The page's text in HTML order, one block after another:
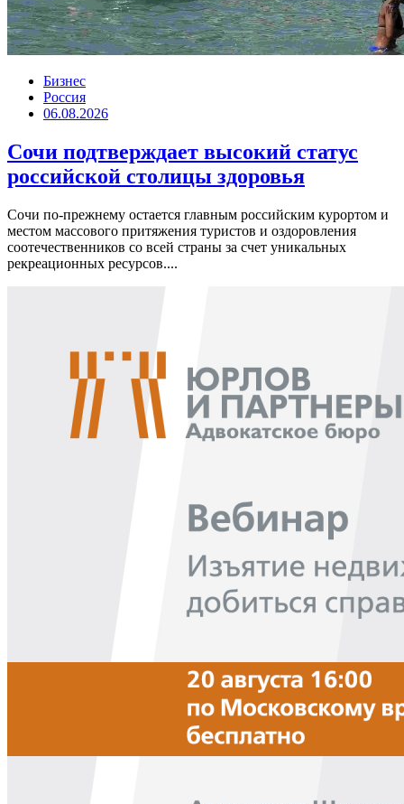
Бизнес
Россия
06.08.2026
Сочи подтверждает высокий статус
российской столицы здоровья
Сочи по-прежнему остается главным российским курортом и
местом массового притяжения туристов и оздоровления
соотечественников со всей страны за счет уникальных
рекреационных ресурсов....